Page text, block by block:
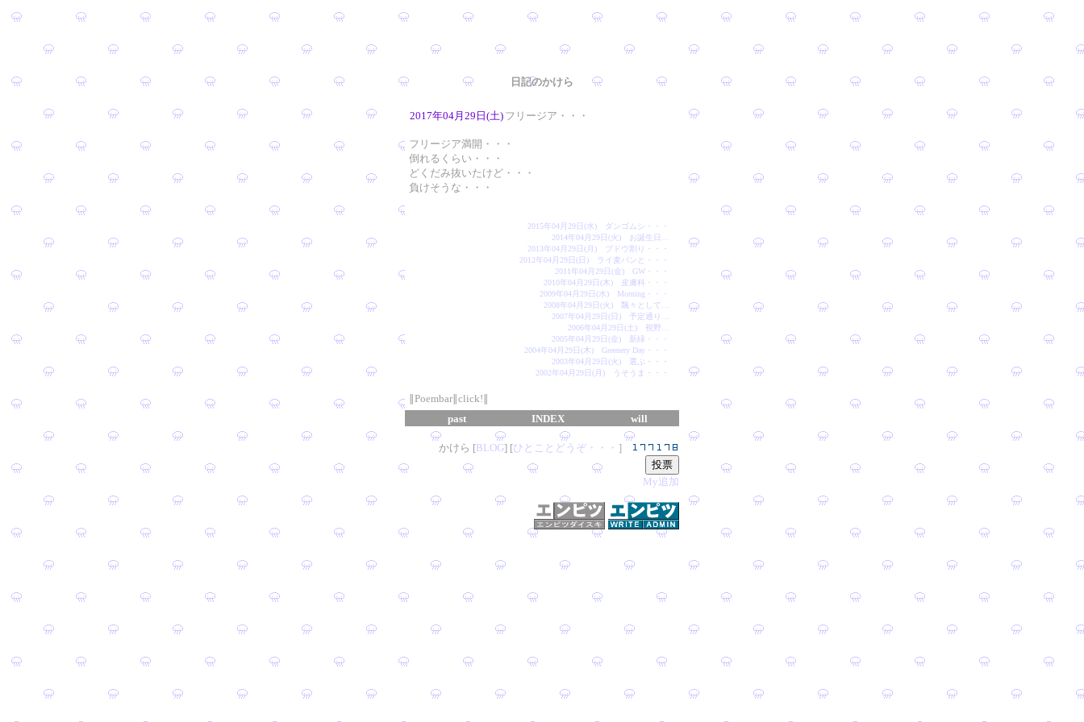
日記のかけら
2017年04月29日(土) フリージア・・・
フリージア満開・・・
倒れるくらい・・・
どくだみ抜いたけど・・・
負けそうな・・・
2015年04月29日(水) ダンゴムシ・・・
2014年04月29日(火) お誕生日…
2013年04月29日(月) ブドウ割り・・・
2012年04月29日(日) ライ麦パンと・・・
2011年04月29日(金) GW・・・
2010年04月29日(木) 皮膚科・・・
2009年04月29日(水) Morning・・・
2008年04月29日(火) 飄々として…
2007年04月29日(日) 予定通り…
2006年04月29日(土) 視野…
2005年04月29日(金) 新緑・・・
2004年04月29日(木) Greenery Day・・・
2003年04月29日(火) 選ぶ・・・
2002年04月29日(月) うそうま・・・
∥Poembar∥click!∥
past
INDEX will
かけら [BLOG] [ひとことどうぞ・・・ ］
My追加